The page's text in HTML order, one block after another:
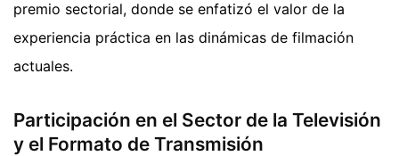
premio sectorial, donde se enfatizó el valor de la
experiencia práctica en las dinámicas de filmación
actuales.
Participación en el Sector de la Televisión
y el Formato de Transmisión